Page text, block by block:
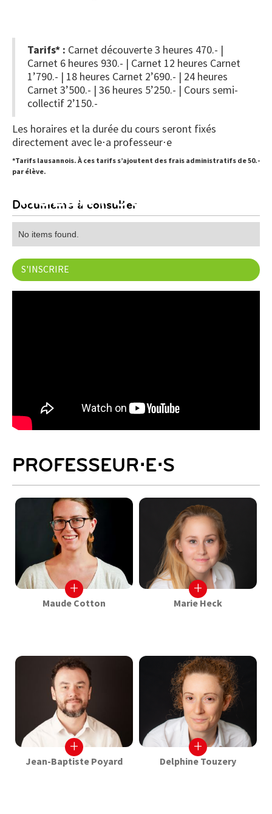
VIOLON POUR ADULTES
Tarifs* : Carnet découverte 3 heures 470.- |
Carnet 6 heures 930.- | Carnet 12 heures Carnet
1’790.- | 18 heures Carnet 2’690.- | 24 heures
Carnet 3’500.- | 36 heures 5’250.- | Cours semi-
collectif 2’150.-
Les horaires et la durée du cours seront fixés
directement avec le⋅a professeur⋅e
*Tarifs lausannois. À ces tarifs s’ajoutent des frais administratifs de 50.-
par élève.
Documents à consulter
No items found.
S'INSCRIRE
PROFESSEUR⋅E⋅S
+
Maude Cotton
+
Marie Heck
+
Jean-Baptiste Poyard
+
Delphine Touzery